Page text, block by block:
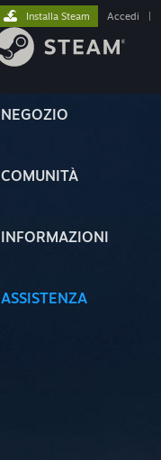
NEGOZIO
COMUNITÀ
INFORMAZIONI
ASSISTENZA
Installa Steam Accedi